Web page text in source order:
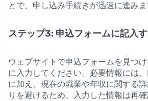
とで、申し込み手続きが迅速に進みま
ステップ3: 申込フォームに記入
ウェブサイトで申込フォームを見つ
に入力してください。必要情報には
に加え、現在の職業や年収に関する
りを避けるため、入力した情報は再